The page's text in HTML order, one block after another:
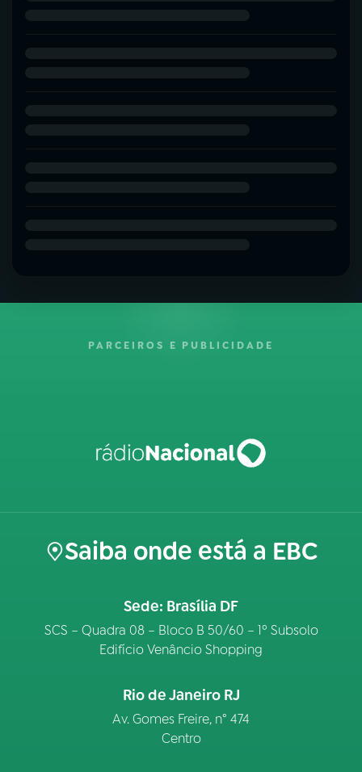
PARCEIROS E PUBLICIDADE
Saiba onde está a EBC
Sede: Brasília DF
SCS – Quadra 08 – Bloco B 50/60 – 1º Subsolo
Edifício Venâncio Shopping
Rio de Janeiro RJ
Av. Gomes Freire, n° 474
Centro